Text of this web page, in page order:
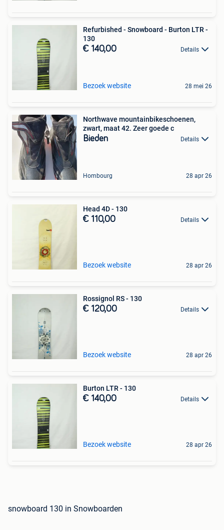
Refurbished - Snowboard - Burton LTR -
130
€ 140,00 Details
Bezoek website 28 mei 26
Northwave mountainbikeschoenen,
zwart, maat 42. Zeer goede c
Bieden Details
Hombourg 28 apr 26
Head 4D - 130
€ 110,00 Details
Bezoek website 28 apr 26
Rossignol RS - 130
€ 120,00 Details
Bezoek website 28 apr 26
Burton LTR - 130
€ 140,00 Details
Bezoek website 28 apr 26
snowboard 130 in Snowboarden